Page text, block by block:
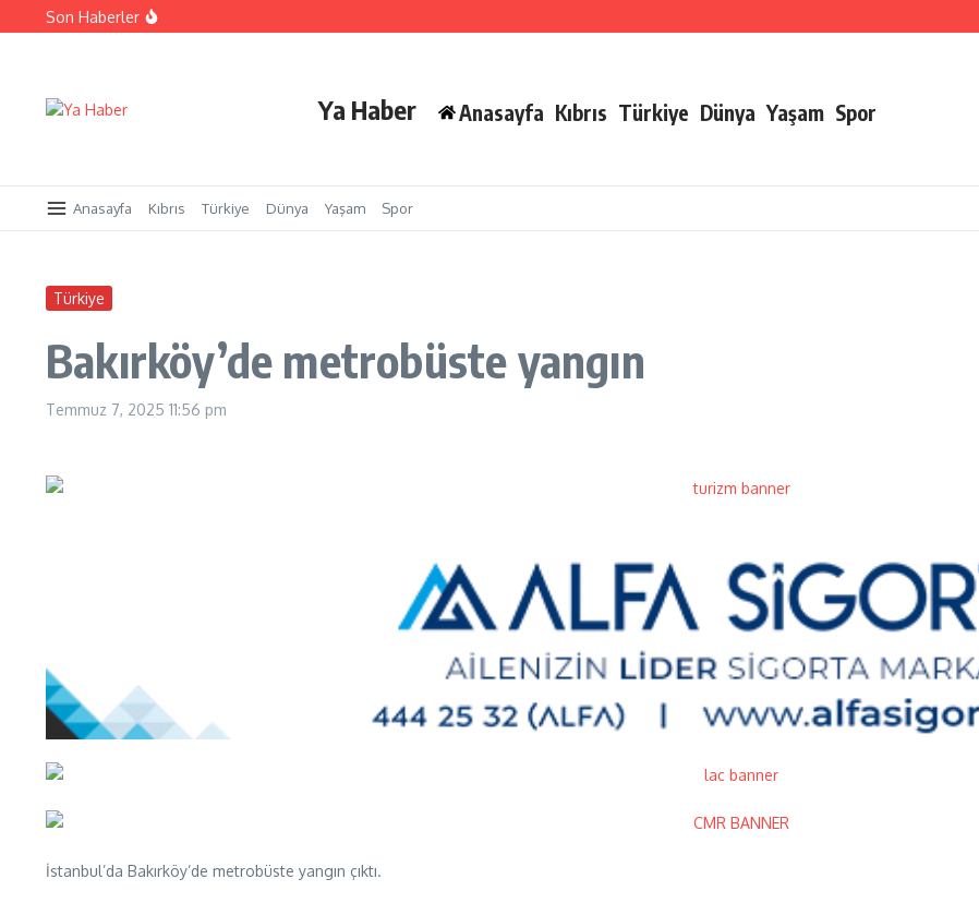
İçeriğe atlaSon Haberler
Yangınlarla mücadelede toplumsal duyarlılık için güç birliği
Ya Haber Anasayfa Kıbrıs Türkiye Dünya Yaşam Spor
Anasayfa Kıbrıs Türkiye Dünya Yaşam Spor
Türkiye
Bakırköy’de metrobüste yangın
Temmuz 7, 2025 11:56 pm
İstanbul’da Bakırköy’de metrobüste yangın çıktı.